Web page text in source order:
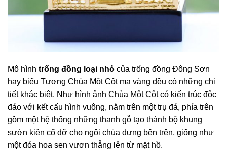
Mô hình trống đồng loại nhỏ của trống đồng Đông Sơn
hay biểu Tượng Chùa Một Cột mạ vàng đều có những chi
tiết khác biệt. Như hình ảnh Chùa Một Cột có kiến trúc độc
đáo với kết cấu hình vuông, nằm trên một trụ đá, phía trên
gồm một hệ thống những thanh gỗ tạo thành bộ khung
sườn kiên cố đỡ cho ngôi chùa dựng bên trên, giống như
một đóa hoa sen vươn thẳng lên từ mặt hồ.